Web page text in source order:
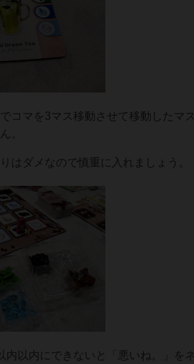
コマを3マス移動させて移動したマ
。
はダメなので慎重に入れましょう。
内以内にできないと「悪いね。」を